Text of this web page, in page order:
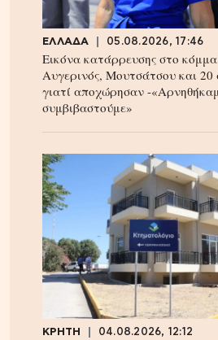
ΕΛΛΑΔΑ 05.08.2026, 17:46
Εικόνα κατάρρευσης στο
Αυγερινός, Μουτσάτσου και 20
γιατί αποχώρησαν -
συμβιβαστούμε»
ΚΡΗΤΗ 04.08.2026, 12:12